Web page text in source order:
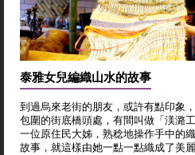
泰雅女兒編織山水的故事
到過烏來老街的朋友，或許有點印象
包圍的街底橋頭處，有間叫做「渼潞
一位原住民大姊，熟稔地操作手中的
故事，就這樣由她一點一點織成了美